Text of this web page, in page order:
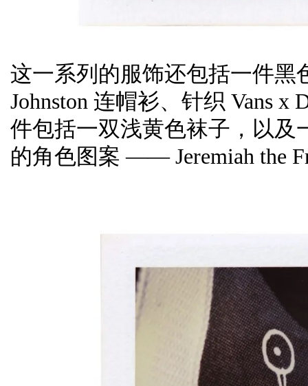
这一系列的服饰还包括一件黑
Johnston 连帽衫、针织 Vans x
件包括一双浅黄色袜子，以及
的角色图案 —— Jeremiah the